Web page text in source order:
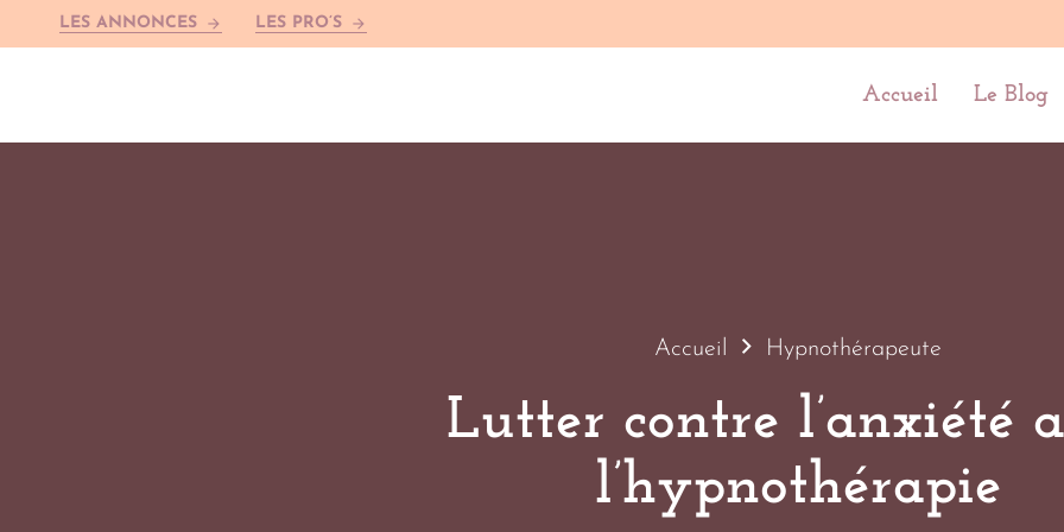
LES ANNONCES arrow_forward LES PRO’S arrow_forward
Accueil Le Blog
Accueil Hypnothérapeute
Lutter contre l’anxiété
l’hypnothérapie